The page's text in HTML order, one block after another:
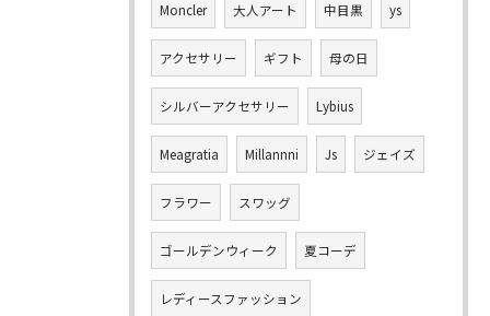
Moncler 大人アート 中目黒 ys
アクセサリー ギフト 母の日
シルバーアクセサリー Lybius
Meagratia Millannni Js ジェイズ
フラワー スワッグ
ゴールデンウィーク 夏コーデ
レディースファッション